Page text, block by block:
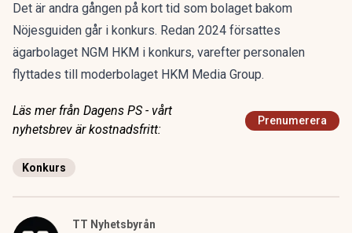
Det är andra gången på kort tid som bolaget bakom
Nöjesguiden går i konkurs. Redan 2024 försattes
ägarbolaget NGM HKM i konkurs, varefter personalen
flyttades till moderbolaget HKM Media Group.
Läs mer från Dagens PS - vårt
nyhetsbrev är kostnadsfritt:
Prenumerera
Konkurs
TT Nyhetsbyrån